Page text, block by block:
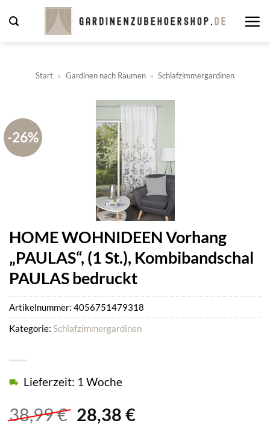
Inhalt
Start » Gardinen nach Räumen » Schlafzimmergardinen
-26%
HOME WOHNIDEEN Vorhang
„PAULAS“, (1 St.), Kombibandschal
PAULAS bedruckt
38,99€ Ursprünglicher
28,38 €Aktueller
Lieferzeit: 1 Woche
Artikelnummer: 4056751479318
Kategorie: Schlafzimmergardinen